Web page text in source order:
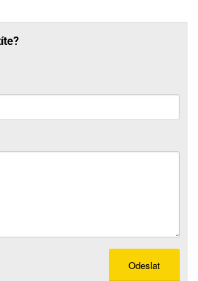
Odeslat